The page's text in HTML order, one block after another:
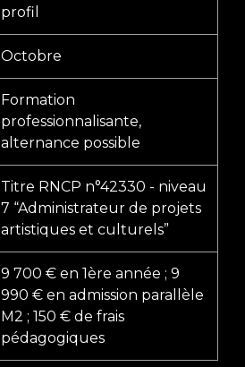
profil
Octobre
Formation
professionnalisante,
alternance possible
Titre RNCP n°42330 - niveau
7 “Administrateur de projets
artistiques et culturels”
9 700 € en 1ère année ; 9
990 € en admission parallèle
M2 ; 150 € de frais
pédagogiques